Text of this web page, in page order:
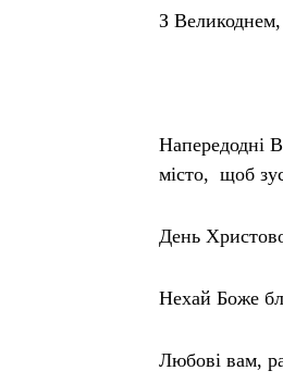
З Велико
Напередодні
місто, щоб
День
Нехай Боже
Любові вам,